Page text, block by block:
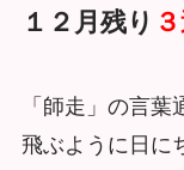
１２月残り
「師走」の言葉
飛ぶように日に